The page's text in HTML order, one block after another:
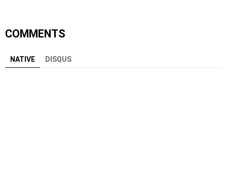
COMMENTS
NATIVE DISQUS